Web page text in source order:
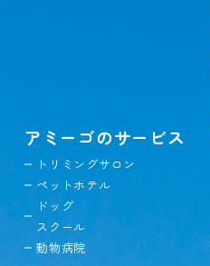
アミーゴのサービス
トリミングサロン
ペットホテル
ドッグ
スクール
動物病院